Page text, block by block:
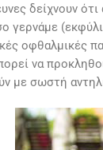
δείχνουν ότι
γερνάμε
οφθαλμικές
να
με σωστή